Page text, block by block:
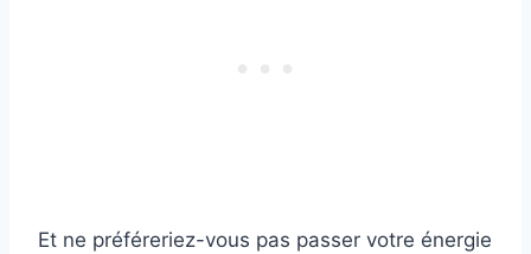
Et ne préféreriez-vous pas passer votre énergie